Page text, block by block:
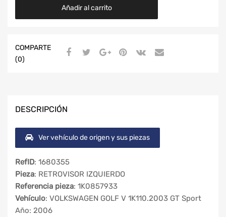
Añadir al carrito
COMPARTE
(0)
DESCRIPCIÓN
Ver vehículo de origen y sus piezas
RefID: 1680355
Pieza: RETROVISOR IZQUIERDO
Referencia pieza: 1K0857933
Vehículo: VOLKSWAGEN GOLF V 1K110.2003 GT Sport
Año: 2006